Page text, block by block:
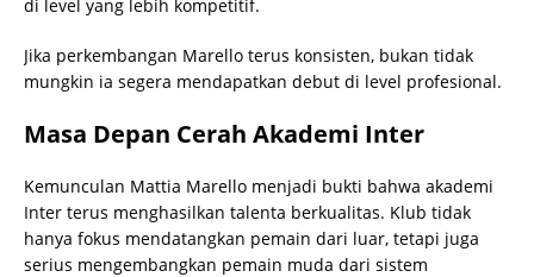
di level yang lebih kompetitif.
Jika perkembangan Marello terus konsisten, bukan tidak
mungkin ia segera mendapatkan debut di level profesional.
Masa Depan Cerah Akademi Inter
Kemunculan Mattia Marello menjadi bukti bahwa akademi
Inter terus menghasilkan talenta berkualitas. Klub tidak
hanya fokus mendatangkan pemain dari luar, tetapi juga
serius mengembangkan pemain muda dari sistem